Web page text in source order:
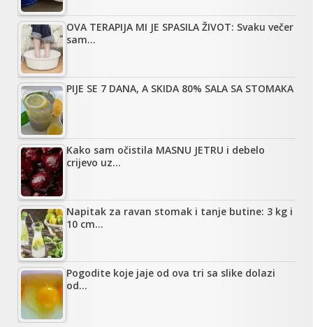
OVA TERAPIJA MI JE SPASILA ŽIVOT: Svaku večer
sam…
PIJE SE 7 DANA, A SKIDA 80% SALA SA STOMAKA
Kako sam očistila MASNU JETRU i debelo
crijevo uz…
Napitak za ravan stomak i tanje butine: 3 kg i
10 cm…
Pogodite koje jaje od ova tri sa slike dolazi
od…